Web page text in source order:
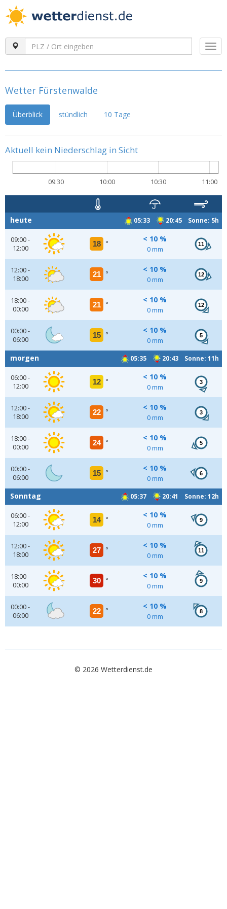
Wetter Fürstenwalde
Überblick stündlich 10 Tage
Aktuell kein Niederschlag in Sicht
09:30 10:00 10:30 11:00
05:33 20:45 Sonne: 5h
heute
09:00 -
12:00
18 °
< 10 %
0 mm
11
12:00 -
18:00
21 °
< 10 %
0 mm
12
18:00 -
00:00
21 °
< 10 %
0 mm
12
00:00 -
06:00
15 °
< 10 %
0 mm
5
05:35 20:43 Sonne: 11h
morgen
06:00 -
12:00
12 °
< 10 %
0 mm
3
12:00 -
18:00
22 °
< 10 %
0 mm
3
18:00 -
00:00
24 °
< 10 %
0 mm
5
00:00 -
06:00
15 °
< 10 %
0 mm
6
05:37 20:41 Sonne: 12h
Sonntag
06:00 -
12:00
14 °
< 10 %
0 mm
9
12:00 -
18:00
27 °
< 10 %
0 mm
11
18:00 -
00:00
30 °
< 10 %
0 mm
9
00:00 -
06:00
22 °
< 10 %
0 mm
8
© 2026 Wetterdienst.de